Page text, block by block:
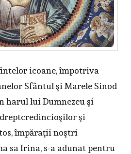
icoane, împotriva
Sfântul şi Marele Sinod
harul lui Dumnezeu şi
şi
împăraţii noştri
sa Irina, s-a adunat pentru